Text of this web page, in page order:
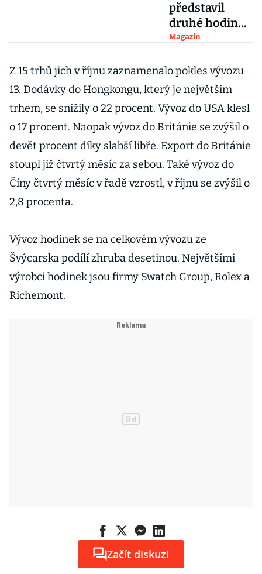
představil
druhé hodinky
Watch.
voděodolnost
a keramickou
konstrukci
Magazín
Z 15 trhů jich v říjnu zaznamenalo pokles vývozu
13. Dodávky do Hongkongu, který je největším
trhem, se snížily o 22 procent. Vývoz do USA klesl
o 17 procent. Naopak vývoz do Británie se zvýšil o
devět procent díky slabší libře. Export do Británie
stoupl již čtvrtý měsíc za sebou. Také vývoz do
Číny čtvrtý měsíc v řadě vzrostl, v říjnu se zvýšil o
2,8 procenta.
Vývoz hodinek se na celkovém vývozu ze
Švýcarska podílí zhruba desetinou. Největšími
výrobci hodinek jsou firmy Swatch Group, Rolex a
Richemont.
Začít diskuzi